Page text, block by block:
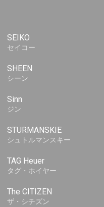
SEIKO
セイコー
SHEEN
シーン
Sinn
ジン
STURMANSKIE
シュトルマンスキー
TAG Heuer
タグ・ホイヤー
The CITIZEN
ザ・シチズン